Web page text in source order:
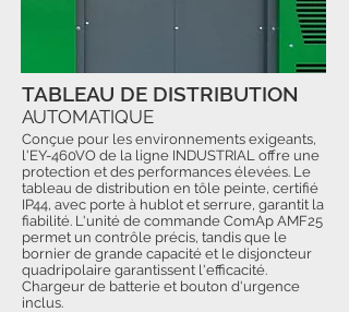
Conçue pour les environnements exigeants,
l'EY-460VO de la ligne INDUSTRIAL offre une
protection et des performances élevées. Le
tableau de distribution en tôle peinte, certifié
IP44, avec porte à hublot et serrure, garantit la
fiabilité. L'unité de commande ComAp AMF25
permet un contrôle précis, tandis que le
bornier de grande capacité et le disjoncteur
quadripolaire garantissent l'efficacité.
Chargeur de batterie et bouton d'urgence
inclus.
TABLEAU DE DISTRIBUTION
AUTOMATIQUE